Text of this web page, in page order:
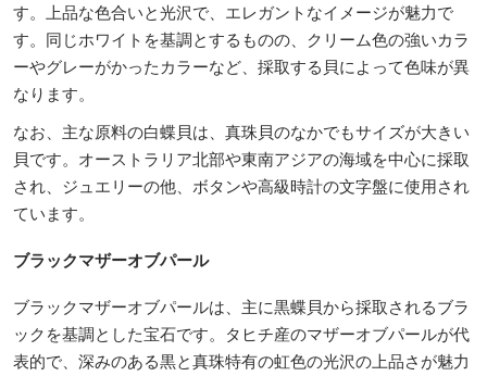
す。上品な色合いと光沢で、エレガントなイメージが魅力で
す。同じホワイトを基調とするものの、クリーム色の強いカラ
ーやグレーがかったカラーなど、採取する貝によって色味が異
なります。
なお、主な原料の白蝶貝は、真珠貝のなかでもサイズが大きい
貝です。オーストラリア北部や東南アジアの海域を中心に採取
され、ジュエリーの他、ボタンや高級時計の文字盤に使用され
ています。
ブラックマザーオブパール
ブラックマザーオブパールは、主に黒蝶貝から採取されるブラ
ックを基調とした宝石です。タヒチ産のマザーオブパールが代
表的で、深みのある黒と真珠特有の虹色の光沢の上品さが魅力